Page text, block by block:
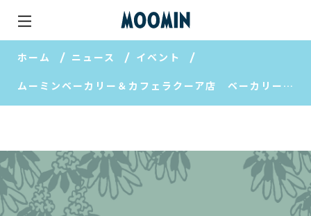
ホーム ニュース イベント
ムーミンベーカリー＆カフェラクーア店 ベーカリーの期間限定商品です。